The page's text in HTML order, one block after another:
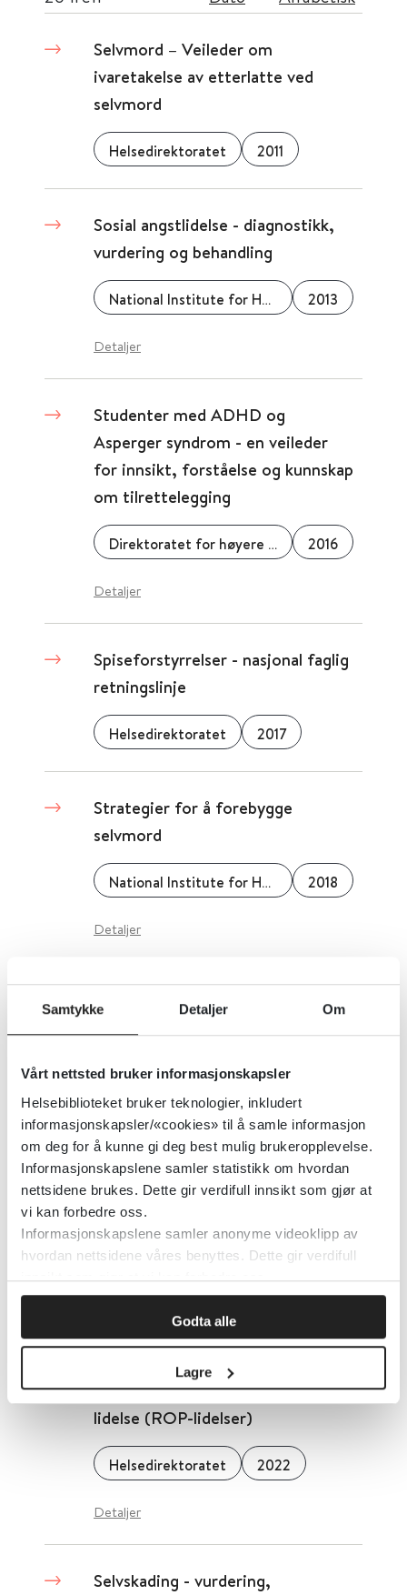
Samtykke Detaljer Om
Vårt nettsted bruker informasjonskapsler
Helsebiblioteket bruker teknologier, inkludert
informasjonskapsler/«cookies» til å samle informasjon
om deg for å kunne gi deg best mulig brukeropplevelse.
Informasjonskapslene samler statistikk om hvordan
nettsidene brukes. Dette gir verdifull innsikt som gjør at
vi kan forbedre oss.
Informasjonskapslene samler anonyme videoklipp av
hvordan nettsidene våres benyttes. Dette gir verdifull
innsikt som gjør at vi kan forbedre oss.
Godta alle
Lagre
Selvmord – Veileder om
ivaretakelse av etterlatte ved
selvmord
Helsedirektoratet 2011
Sosial angstlidelse - diagnostikk,
vurdering og behandling
National Institute for Health and Care Excellence (NICE) 2013
Detaljer
Studenter med ADHD og
Asperger syndrom - en veileder
for innsikt, forståelse og kunnskap
om tilrettelegging
Direktoratet for høyere utdanning og kompetanse 2016
Detaljer
Spiseforstyrrelser - nasjonal faglig
retningslinje
Helsedirektoratet 2017
Strategier for å forebygge
selvmord
National Institute for Health and Care Excellence (NICE) 2018
Detaljer
veiledende materiell for
råd
Helsedirektoratet 2021
Søvnproblemer – hvordan skal de
behandles
Samtidig ruslidelse og psykisk
lidelse (ROP-lidelser)
Helsedirektoratet 2022
Detaljer
Selvskading - vurdering,